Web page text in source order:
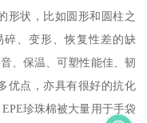
形状，比如圆形和圆柱之
、变形、恢复性差的缺
、保温、可塑性能佳、韧
优点，亦具有很好的抗化
珍珠棉被大量用于手袋